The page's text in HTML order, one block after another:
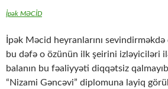
İpək MƏCİD
İpək Məcid heyranlarını
bu dəfə o özünün ilk şeirini izləyiciləri
balanın bu fəaliyyəti diqqətsiz
“Nizami Gəncəvi” diplomuna layiq